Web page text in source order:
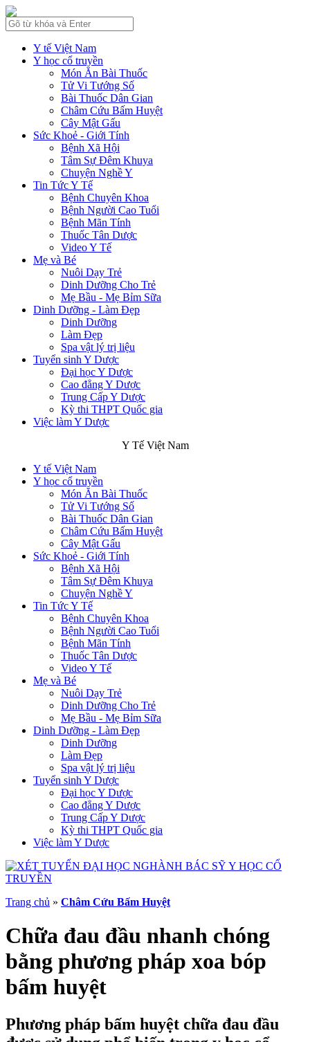
Y tế Việt Nam
Y học cổ truyền
Món Ăn Bài Thuốc
Tử Vi Tướng Số
Bài Thuốc Dân Gian
Châm Cứu Bấm Huyệt
Cây Mật Gấu
Sức Khoẻ - Giới Tính
Bệnh Xã Hội
Tâm Sự Đêm Khuya
Chuyện Nghề Y
Tin Tức Y Tế
Bệnh Chuyên Khoa
Bệnh Người Cao Tuổi
Bệnh Mãn Tính
Thuốc Tân Dược
Video Y Tế
Mẹ và Bé
Nuôi Dạy Trẻ
Dinh Dưỡng Cho Trẻ
Mẹ Bầu - Mẹ Bỉm Sữa
Dinh Dưỡng - Làm Đẹp
Dinh Dưỡng
Làm Đẹp
Spa vật lý trị liệu
Tuyển sinh Y Dược
Đại học Y Dược
Cao đẳng Y Dược
Trung Cấp Y Dược
Kỳ thi THPT Quốc gia
Việc làm Y Dược
Y Tế Việt Nam
Y tế Việt Nam
Y học cổ truyền
Món Ăn Bài Thuốc
Tử Vi Tướng Số
Bài Thuốc Dân Gian
Châm Cứu Bấm Huyệt
Cây Mật Gấu
Sức Khoẻ - Giới Tính
Bệnh Xã Hội
Tâm Sự Đêm Khuya
Chuyện Nghề Y
Tin Tức Y Tế
Bệnh Chuyên Khoa
Bệnh Người Cao Tuổi
Bệnh Mãn Tính
Thuốc Tân Dược
Video Y Tế
Mẹ và Bé
Nuôi Dạy Trẻ
Dinh Dưỡng Cho Trẻ
Mẹ Bầu - Mẹ Bỉm Sữa
Dinh Dưỡng - Làm Đẹp
Dinh Dưỡng
Làm Đẹp
Spa vật lý trị liệu
Tuyển sinh Y Dược
Đại học Y Dược
Cao đẳng Y Dược
Trung Cấp Y Dược
Kỳ thi THPT Quốc gia
Việc làm Y Dược
Trang chủ » Châm Cứu Bấm Huyệt
Chữa đau đầu nhanh chóng
bằng phương pháp xoa bóp
bấm huyệt
Phương pháp bấm huyệt chữa đau đầu